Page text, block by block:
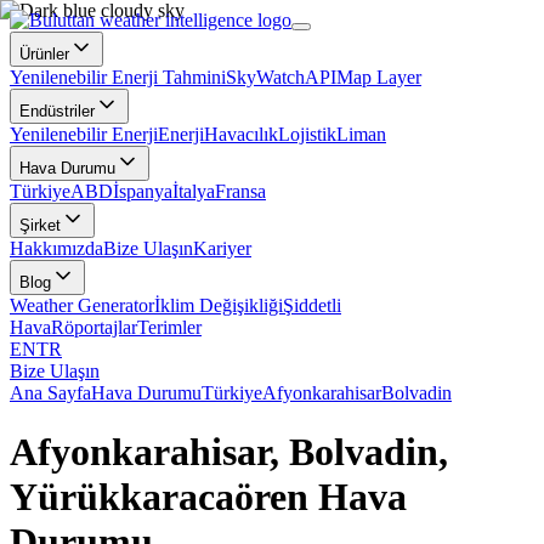
Ürünler
Yenilenebilir Enerji TahminiSkyWatchAPIMap Layer
Endüstriler
Yenilenebilir EnerjiEnerjiHavacılıkLojistikLiman
Hava Durumu
TürkiyeABDİspanyaİtalyaFransa
Şirket
HakkımızdaBize UlaşınKariyer
Blog
Weather Generatorİklim DeğişikliğiŞiddetli
HavaRöportajlarTerimler
ENTR
Bize Ulaşın
Ana SayfaHava DurumuTürkiyeAfyonkarahisarBolvadin
Afyonkarahisar, Bolvadin,
Yürükkaracaören Hava